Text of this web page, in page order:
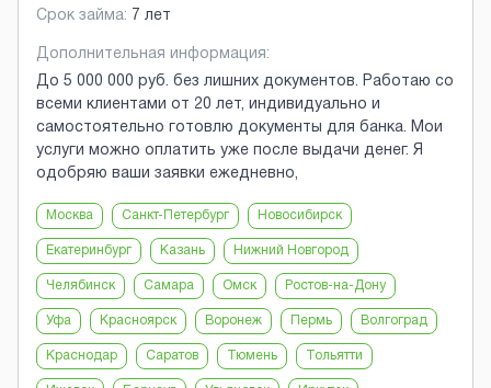
Срок займа: 7 лет
Дополнительная информация:
До 5 000 000 руб. без лишних документов. Работаю со
всеми клиентами от 20 лет, индивидуально и
самостоятельно готовлю документы для банка. Мои
услуги можно оплатить уже после выдачи денег. Я
одобряю ваши заявки ежедневно,
Москва Санкт-Петербург Новосибирск
Екатеринбург Казань Нижний Новгород
Челябинск Самара Омск Ростов-на-Дону
Уфа Красноярск Воронеж Пермь Волгоград
Краснодар Саратов Тюмень Тольятти